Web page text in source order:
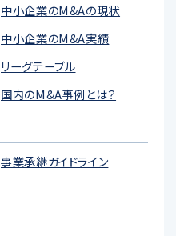
中小企業のM&Aの現状
中小企業のM&A実績
リーグテーブル
国内のM&A事例とは？
事業承継ガイドライン